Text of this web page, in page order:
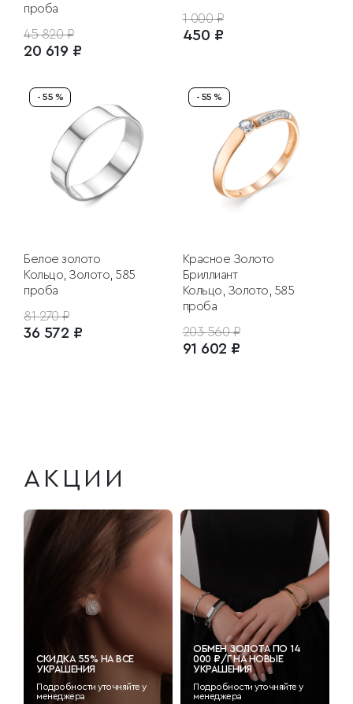
проба
45 820 ₽
20 619 ₽
1 000 ₽
450 ₽
- 55 %
Белое золото
Кольцо, Золото, 585
проба
81 270 ₽
36 572 ₽
- 55 %
Красное Золото
Бриллиант
Кольцо, Золото, 585
проба
203 560 ₽
91 602 ₽
АКЦИИ
СКИДКА 55% НА ВСЕ
УКРАШЕНИЯ
Подробности уточняйте у
менеджера
ОБМЕН ЗОЛОТА ПО 14
000 ₽/Г НА НОВЫЕ
УКРАШЕНИЯ
Подробности уточняйте у
менеджера